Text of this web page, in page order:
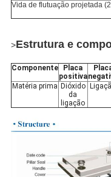
Vida de flutuação projetada
>Estrutura e
Componente
Placa
positiva
Matéria prima Dióxido
da
ligação